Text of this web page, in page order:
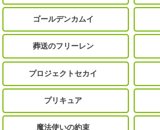
ゴールデンカムイ
葬送のフリーレン
プロジェクトセカイ
プリキュア
魔法使いの約束